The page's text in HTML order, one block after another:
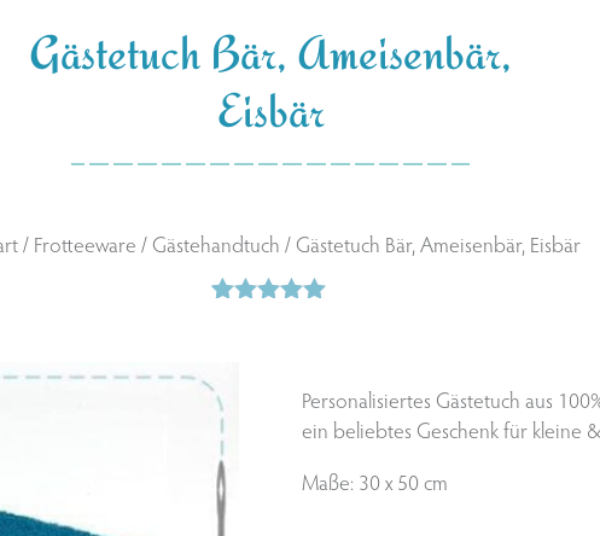
Gästetuch Bär, Ameisenbär,
Eisbär
/ Frotteeware / Gästehandtuch / Gästetuch Bär, Ameisenbär, Eisbär
Kundenbewertungen
Personalisiertes Gästetuch aus
ein beliebtes Geschenk für kleine
Maße: 30 x 50 cm